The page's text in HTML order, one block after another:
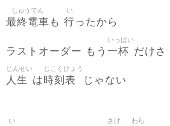
最終電車
しゅうでん
も 行
い
ったから
ラストオーダー もう 一杯
いっぱい
だけさ
人生
じんせい
は時刻表
じこくひょう
じゃない
い さけ わら